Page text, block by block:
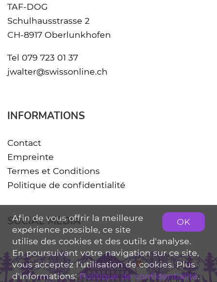
TAF-DOG
Schulhausstrasse 2
CH-8917 Oberlunkhofen
Tel 079 723 01 37
jwalter@swissonline.ch
INFORMATIONS
Contact
Empreinte
Termes et Conditions
Politique de confidentialité
SOCIAL MEDIA OK
Afin de vous offrir la meilleure
expérience possible, ce site
utilise des cookies et des outils d'analyse.
En poursuivant votre navigation sur ce site,
vous acceptez l'utilisation de cookies. Plus
d'informations:Politique de confidentialité.